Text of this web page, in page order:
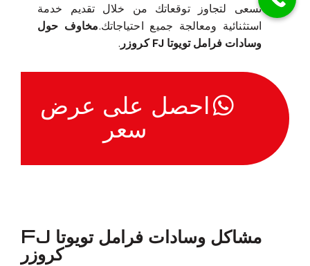
نسعى لتجاوز توقعاتك من خلال تقديم خدمة
استثنائية ومعالجة جميع احتياجاتك.مخاوف حول
وسادات فرامل تويوتا FJ كروزر
.
احصل على عرض
سعر
مشاكل وسادات فرامل تويوتا FJ
كروزر